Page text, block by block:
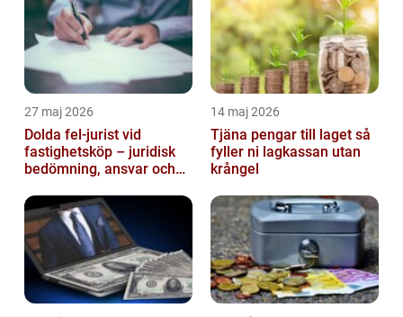
27 maj 2026
Dolda fel-jurist vid
fastighetsköp – juridisk
bedömning, ansvar och
tvister...
14 maj 2026
Tjäna pengar till laget så
fyller ni lagkassan utan
krångel